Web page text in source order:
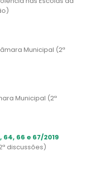
Municipal (2ª
Municipal (2ª
64, 66 e 67/2019
discussões)